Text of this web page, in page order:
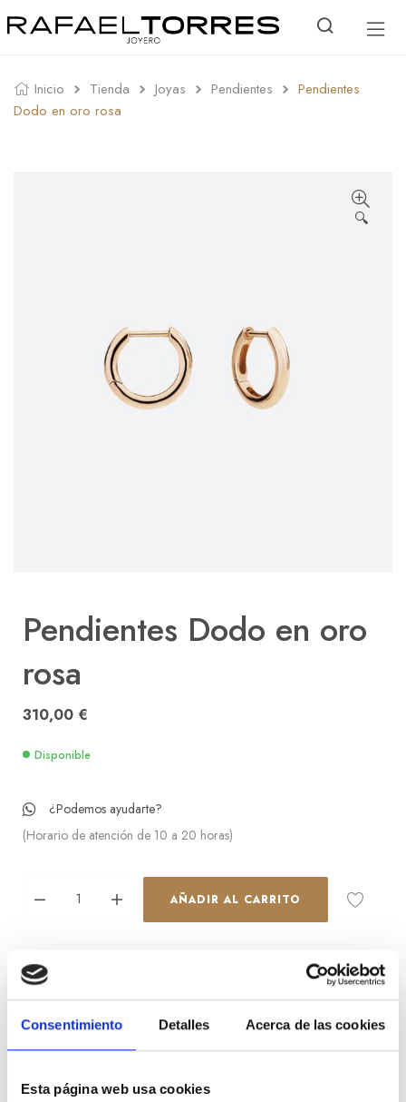
Consentimiento Detalles Acerca de las cookies
Esta página web usa cookies
Inicio Tienda Joyas Pendientes
Pendientes
Dodo en oro rosa
🔍
Pendientes Dodo en oro
rosa
310,00 €
Disponible
¿Podemos ayudarte?
(Horario de atención de 10 a 20 horas)
AÑADIR AL CARRITO
Referencia:
Categorias:Firmas Joyería,Joyas,Pendientes
Brands:DoDo
Descripción